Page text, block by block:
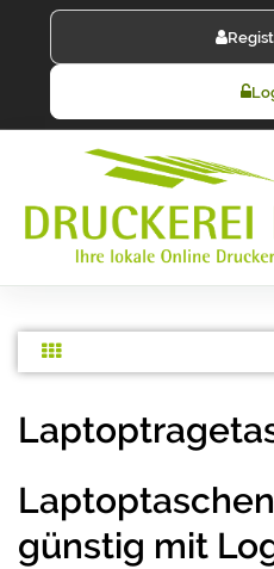
günstig mit